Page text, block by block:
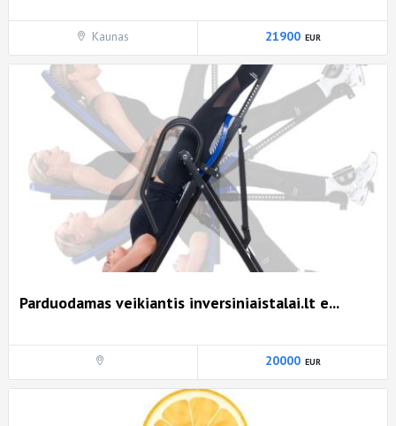
Kaunas 21900
Parduodamas veikiantis inversiniaistalai.lt e...
20000